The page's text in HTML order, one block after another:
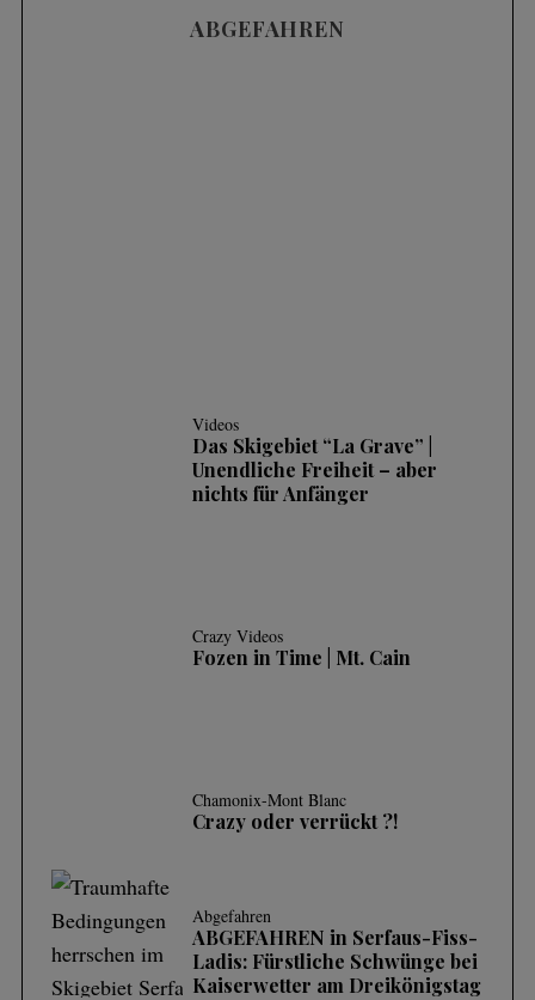
ABGEFAHREN
Videos
Das Skigebiet “La Grave” |
Unendliche Freiheit – aber
nichts für Anfänger
Crazy Videos
Fozen in Time | Mt. Cain
Chamonix-Mont Blanc
Crazy oder verrückt ?!
Abgefahren
ABGEFAHREN in Serfaus-Fiss-
Ladis: Fürstliche Schwünge bei
Kaiserwetter am Dreikönigstag